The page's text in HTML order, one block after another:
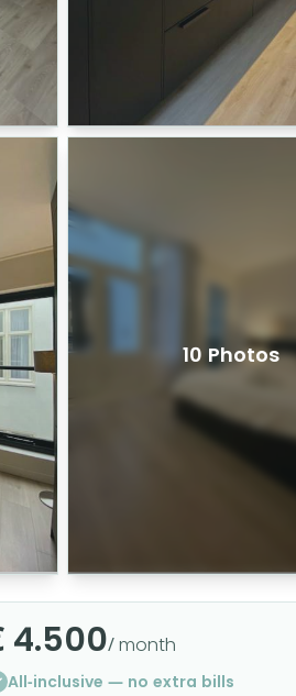
10 Photos
4.500/ month
All-inclusive — no extra bills